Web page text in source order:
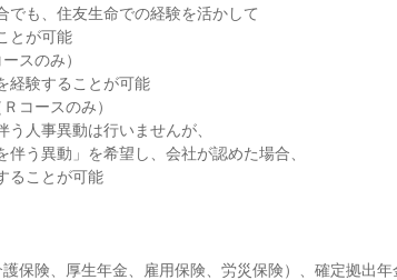
でも、住友生命での経験を活かして
とが可能
スのみ）
経験することが可能
コースのみ）
人事異動は行いませんが、
う異動」を希望し、会社が認めた場合、
ることが可能
保険、厚生年金、雇用保険、労災保険）、確定拠出年